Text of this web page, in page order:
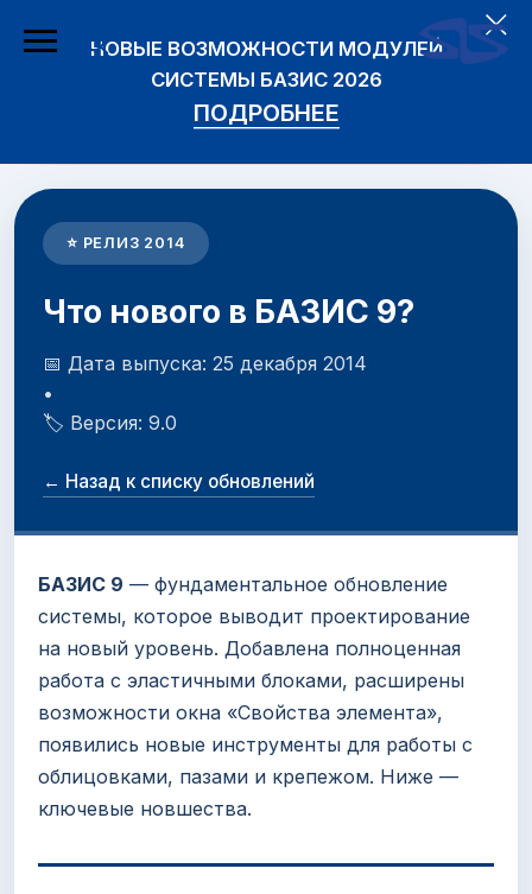
СИСТЕМЫ БАЗИС 2026
ПОДРОБНЕЕ
⭐ РЕЛИЗ 2014
Что нового в БАЗИС 9?
📅 Дата выпуска: 25 декабря 2014
•
🏷️ Версия: 9.0
← Назад к списку обновлений
БАЗИС 9 — фундаментальное обновление
системы, которое выводит проектирование
на новый уровень. Добавлена полноценная
работа с эластичными блоками, расширены
возможности окна «Свойства элемента»,
появились новые инструменты для работы с
облицовками, пазами и крепежом. Ниже —
ключевые новшества.